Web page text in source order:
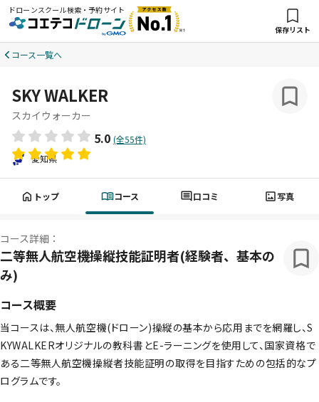
ドローンスクール検索・予約サイト
保存リスト
コース一覧へ
SKY WALKER
スカイウォーカー
5.0 (全55件)
愛知県
トップ コース 口コミ 写真
コース詳細：
二等無人航空機操縦技能証明者(経験者、基本の
み)
コース概要
当コースは、無人航空機(ドローン)操縦の基本から応用までを網羅し、S
KYWALKERオリジナルの教科書とE-ラーニングを使用して、国家資格で
ある二等無人航空機操縦者技能証明の取得を目指すための包括的なプ
ログラムです。